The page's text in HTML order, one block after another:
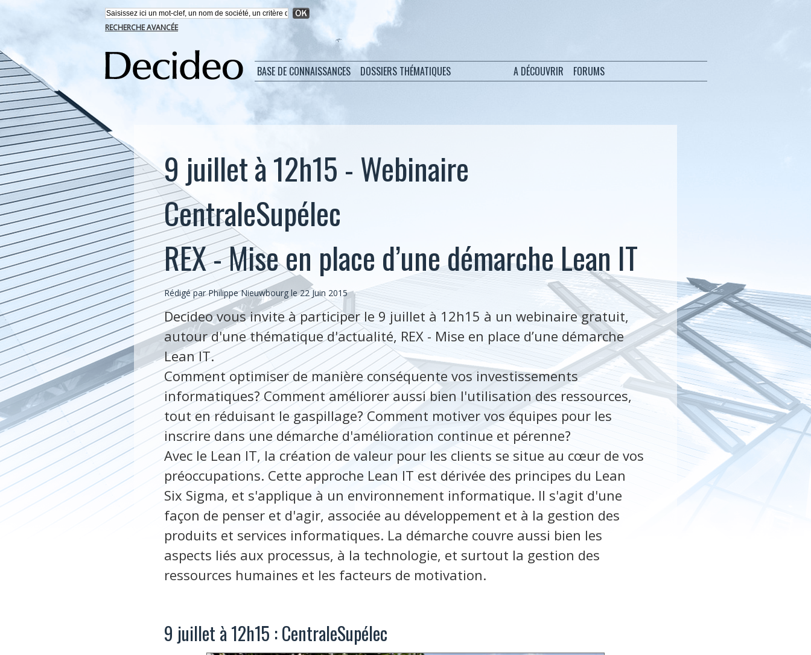
RECHERCHE AVANCÉE
BASE DE CONNAISSANCES DOSSIERS THÉMATIQUES A DÉCOUVRIR FORUMS
9 juillet à 12h15 - Webinaire
CentraleSupélec
REX - Mise en place d’une démarche Lean IT
Rédigé parPhilippe Nieuwbourg le 22 Juin 2015
Decideo vous invite à participer le 9 juillet à 12h15 à un webinaire gratuit,
autour d'une thématique d'actualité, REX - Mise en place d’une démarche
Lean IT.
Comment optimiser de manière conséquente vos investissements
informatiques? Comment améliorer aussi bien l'utilisation des ressources,
tout en réduisant le gaspillage? Comment motiver vos équipes pour les
inscrire dans une démarche d'amélioration continue et pérenne?
Avec le Lean IT, la création de valeur pour les clients se situe au cœur de vos
préoccupations. Cette approche Lean IT est dérivée des principes du Lean
Six Sigma, et s'applique à un environnement informatique. Il s'agit d'une
façon de penser et d'agir, associée au développement et à la gestion des
produits et services informatiques. La démarche couvre aussi bien les
aspects liés aux processus, à la technologie, et surtout la gestion des
ressources humaines et les facteurs de motivation.
9 juillet à 12h15 : CentraleSupélec